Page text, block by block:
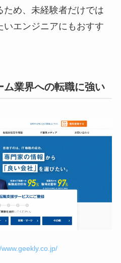
め、未経験者だけでは
いエンジニアにもおすす
業界への転職に強い